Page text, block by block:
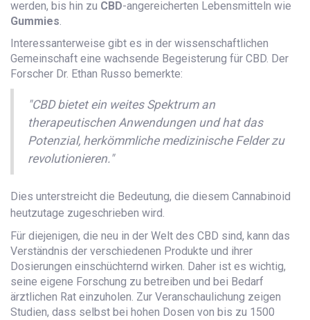
werden, bis hin zu CBD-angereicherten Lebensmitteln wie
Gummies.
Interessanterweise gibt es in der wissenschaftlichen
Gemeinschaft eine wachsende Begeisterung für CBD. Der
Forscher Dr. Ethan Russo bemerkte:
"CBD bietet ein weites Spektrum an
therapeutischen Anwendungen und hat das
Potenzial, herkömmliche medizinische Felder zu
revolutionieren."
Dies unterstreicht die Bedeutung, die diesem Cannabinoid
heutzutage zugeschrieben wird.
Für diejenigen, die neu in der Welt des CBD sind, kann das
Verständnis der verschiedenen Produkte und ihrer
Dosierungen einschüchternd wirken. Daher ist es wichtig,
seine eigene Forschung zu betreiben und bei Bedarf
ärztlichen Rat einzuholen. Zur Veranschaulichung zeigen
Studien, dass selbst bei hohen Dosen von bis zu 1500